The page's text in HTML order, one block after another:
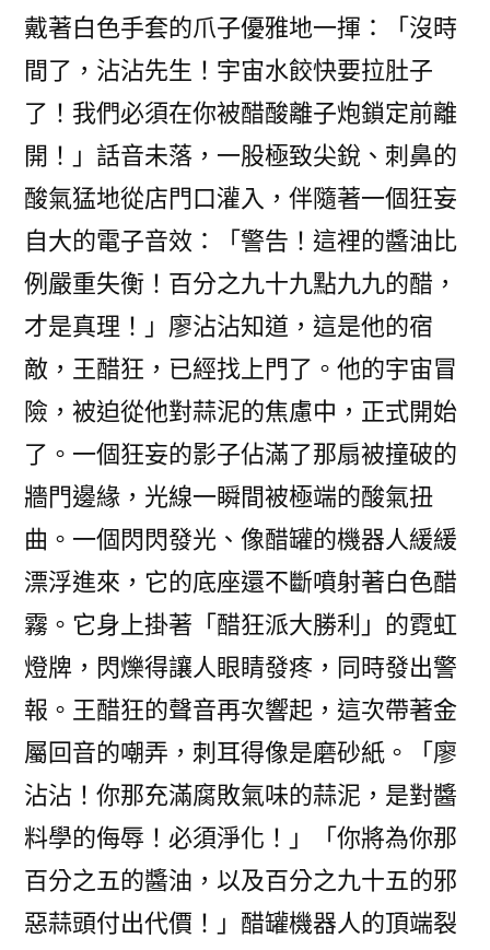
戴著白色手套的爪子優雅地一揮：「沒時
間了，沾沾先生！宇宙水餃快要拉肚子
了！我們必須在你被醋酸離子炮鎖定前離
開！」話音未落，一股極致尖銳、刺鼻的
酸氣猛地從店門口灌入，伴隨著一個狂妄
自大的電子音效：「警告！這裡的醬油比
例嚴重失衡！百分之九十九點九九的醋，
才是真理！」廖沾沾知道，這是他的宿
敵，王醋狂，已經找上門了。他的宇宙冒
險，被迫從他對蒜泥的焦慮中，正式開始
了。一個狂妄的影子佔滿了那扇被撞破的
牆門邊緣，光線一瞬間被極端的酸氣扭
曲。一個閃閃發光、像醋罐的機器人緩緩
漂浮進來，它的底座還不斷噴射著白色醋
霧。它身上掛著「醋狂派大勝利」的霓虹
燈牌，閃爍得讓人眼睛發疼，同時發出警
報。王醋狂的聲音再次響起，這次帶著金
屬回音的嘲弄，刺耳得像是磨砂紙。「廖
沾沾！你那充滿腐敗氣味的蒜泥，是對醬
料學的侮辱！必須淨化！」「你將為你那
百分之五的醬油，以及百分之九十五的邪
惡蒜頭付出代價！」醋罐機器人的頂端裂